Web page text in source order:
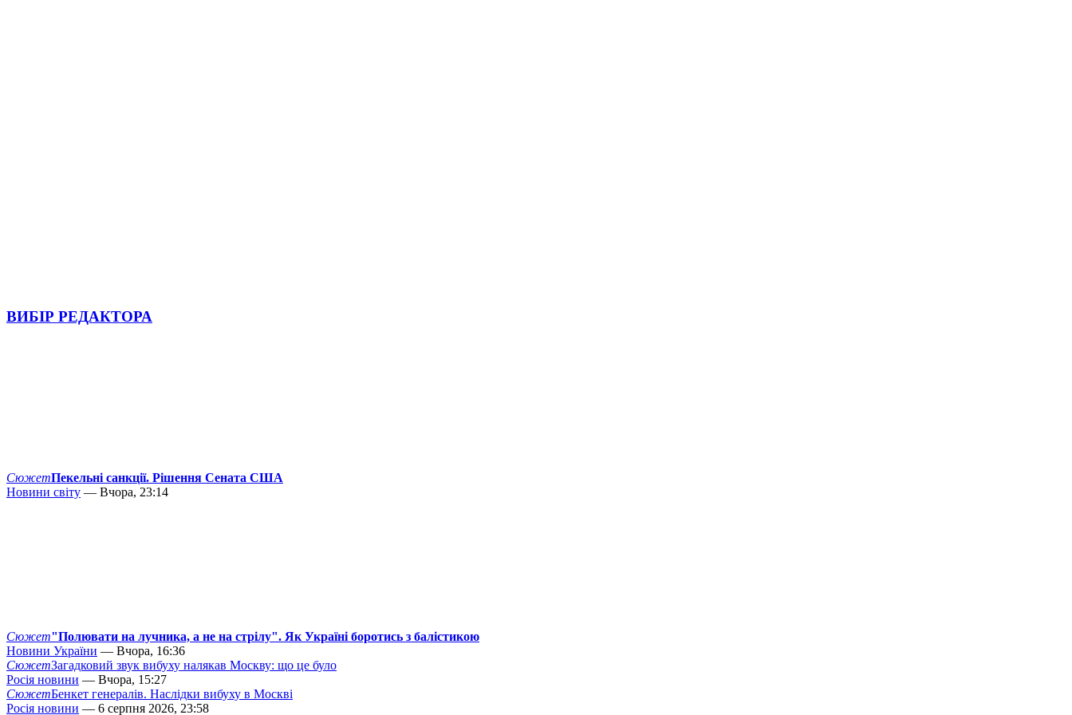
ВИБІР РЕДАКТОРА
СюжетПекельні санкції. Рішення Сената США
Новини світу — Вчора, 23:14
Сюжет"Полювати на лучника, а не на стрілу". Як Україні боротись з балістикою
Новини України — Вчора, 16:36
СюжетЗагадковий звук вибуху налякав Москву: що це було
Росія новини — Вчора, 15:27
СюжетБенкет генералів. Наслідки вибуху в Москві
Росія новини — 6 серпня 2026, 23:58